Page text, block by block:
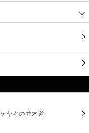
ヤキの並木道。